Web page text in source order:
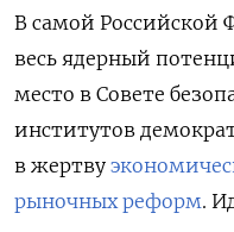
В самой Российской
весь ядерный
место в Совете
институтов
в жертву
рыночных реформ.